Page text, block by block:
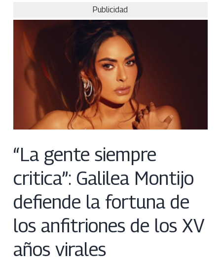
Publicidad
“La gente siempre
critica”: Galilea Montijo
defiende la fortuna de
los anfitriones de los XV
años virales